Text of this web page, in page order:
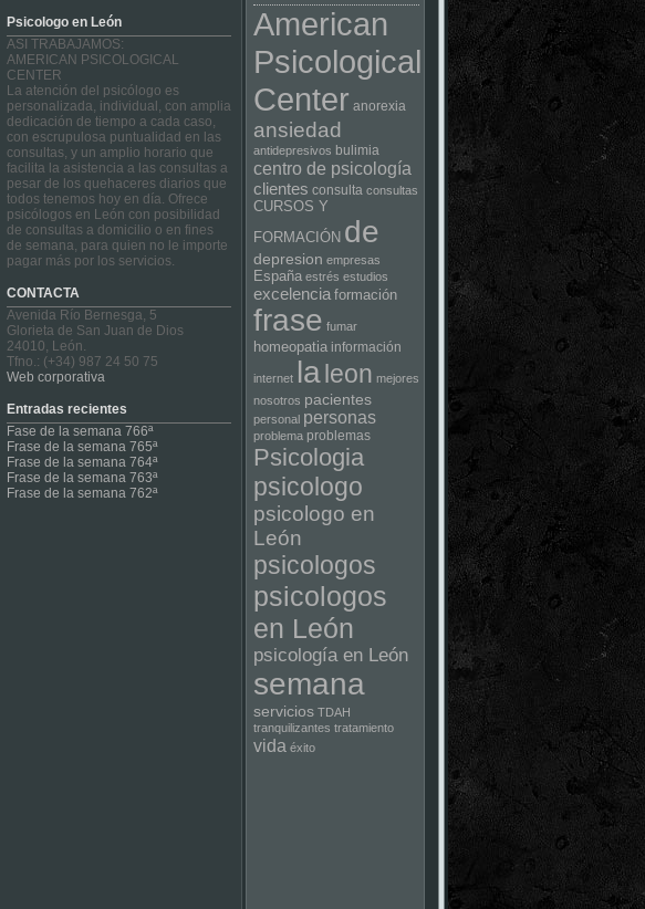
Psicologo en León
ASI TRABAJAMOS:
AMERICAN PSICOLOGICAL
CENTER
La atención del psicólogo es
personalizada, individual, con amplia
dedicación de tiempo a cada caso,
con escrupulosa puntualidad en las
consultas, y un amplio horario que
facilita la asistencia a las consultas a
pesar de los quehaceres diarios que
todos tenemos hoy en día. Ofrece
psicólogos en León con posibilidad
de consultas a domicilio o en fines
de semana, para quien no le importe
pagar más por los servicios.
CONTACTA
Avenida Río Bernesga, 5
Glorieta de San Juan de Dios
24010, León.
Tfno.: (+34) 987 24 50 75
Web corporativa
Entradas recientes
Fase de la semana 766ª
Frase de la semana 765ª
Frase de la semana 764ª
Frase de la semana 763ª
Frase de la semana 762ª
American
Psicological
Center anorexia
ansiedad
antidepresivos bulimia
centro de psicología
clientes consulta consultas
CURSOS Y
FORMACIÓN de
depresion empresas
España estrés estudios
excelencia formación
frase fumar
homeopatia información
internet laleon mejores
nosotros pacientes
personal personas
problema problemas
Psicologia
psicologo
psicologo en
León
psicologos
psicologos
en León
psicología en León
semana
servicios TDAH
tranquilizantes tratamiento
vida éxito